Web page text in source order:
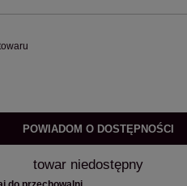
POWIADOM O DOSTĘPNOŚCI
towar niedostępny